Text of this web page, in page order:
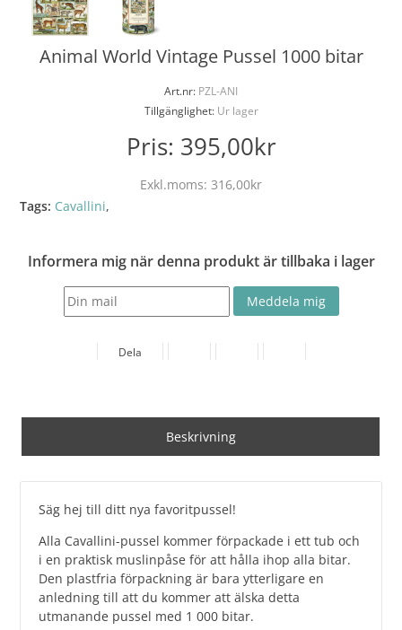
Animal World Vintage Pussel 1000 bitar
Art.nr: PZL-ANI
Tillgänglighet:Ur lager
Pris: 395,00kr
Exkl.moms: 316,00kr
Tags: Cavallini,
Informera mig när denna produkt är tillbaka i lager
Dela
Beskrivning
Säg hej till ditt nya favoritpussel!
Alla Cavallini-pussel kommer förpackade i ett tub och
i en praktisk muslinpåse för att hålla ihop alla bitar.
Den plastfria förpackning är bara ytterligare en
anledning till att du kommer att älska detta
utmanande pussel med 1 000 bitar.